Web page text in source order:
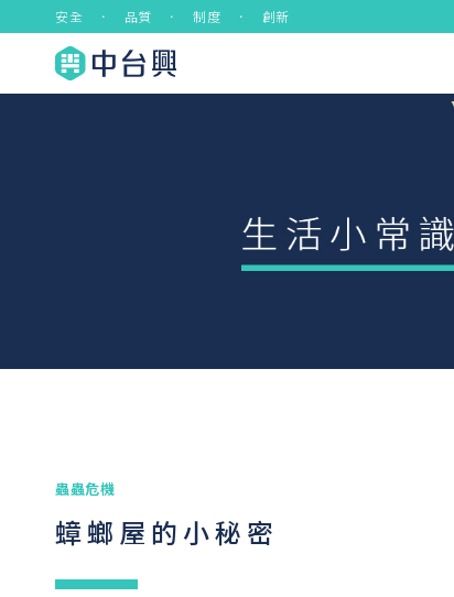
安全 ． 品質 ． 制度 ． 創新
蟲蟲危機
蟑螂屋的小秘密